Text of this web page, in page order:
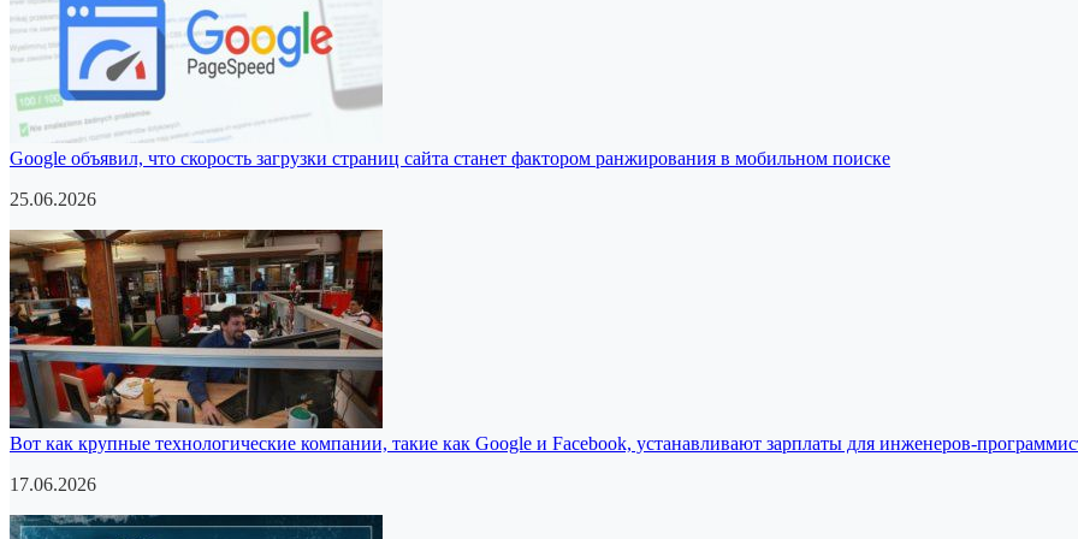
Google объявил, что скорость загрузки страниц сайта станет фактором ранжирования в мобильном поиске
25.06.2026
Вот как крупные технологические компании, такие как Google и Facebook, устанавливают зарплаты для инженеров-
17.06.2026